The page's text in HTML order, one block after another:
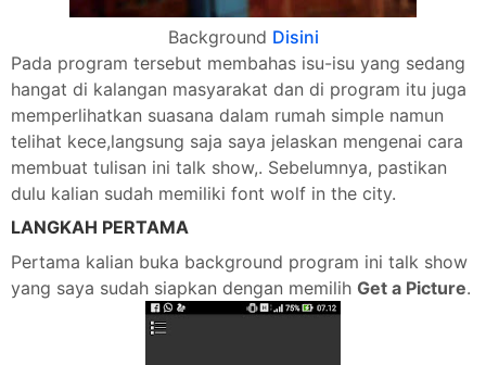
Background Disini
Pada program tersebut membahas isu-isu yang sedang
hangat di kalangan masyarakat dan di program itu juga
memperlihatkan suasana dalam rumah simple namun
telihat kece,langsung saja saya jelaskan mengenai cara
membuat tulisan ini talk show,. Sebelumnya, pastikan
dulu kalian sudah memiliki font wolf in the city.
LANGKAH PERTAMA
Pertama kalian buka background program ini talk show
yang saya sudah siapkan dengan memilih Get a Picture.